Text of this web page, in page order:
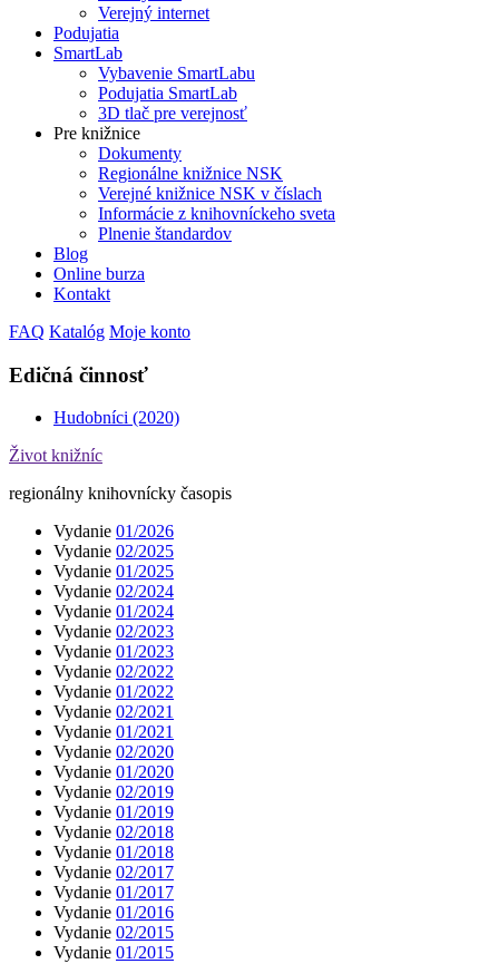
Verejný internet
Podujatia
SmartLab
Vybavenie SmartLabu
Podujatia SmartLab
3D tlač pre verejnosť
Pre knižnice
Dokumenty
Regionálne knižnice NSK
Verejné knižnice NSK v číslach
Informácie z knihovníckeho sveta
Plnenie štandardov
Blog
Online burza
Kontakt
FAQ Katalóg Moje konto
Edičná činnosť
Hudobníci (2020)
Život knižníc
regionálny knihovnícky časopis
Vydanie 01/2026
Vydanie 02/2025
Vydanie 01/2025
Vydanie 02/2024
Vydanie 01/2024
Vydanie 02/2023
Vydanie 01/2023
Vydanie 02/2022
Vydanie 01/2022
Vydanie 02/2021
Vydanie 01/2021
Vydanie 02/2020
Vydanie 01/2020
Vydanie 02/2019
Vydanie 01/2019
Vydanie 02/2018
Vydanie 01/2018
Vydanie 02/2017
Vydanie 01/2017
Vydanie 01/2016
Vydanie 02/2015
Vydanie 01/2015